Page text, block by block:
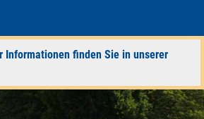
finden Sie in unserer